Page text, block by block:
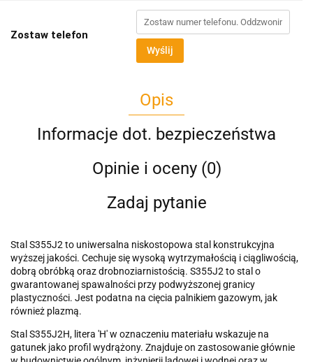
Zostaw telefon
Wyślij
Opis
Informacje dot. bezpieczeństwa
Opinie i oceny (0)
Zadaj pytanie
Stal S355J2 to uniwersalna niskostopowa stal konstrukcyjna
wyższej jakości. Cechuje się wysoką wytrzymałością i ciągliwością,
dobrą obróbką oraz drobnoziarnistością. S355J2 to stal o
gwarantowanej spawalności przy podwyższonej granicy
plastyczności. Jest podatna na cięcia palnikiem gazowym, jak
również plazmą.
Stal S355J2H, litera 'H' w oznaczeniu materiału wskazuje na
gatunek jako profil wydrążony. Znajduje on zastosowanie głównie